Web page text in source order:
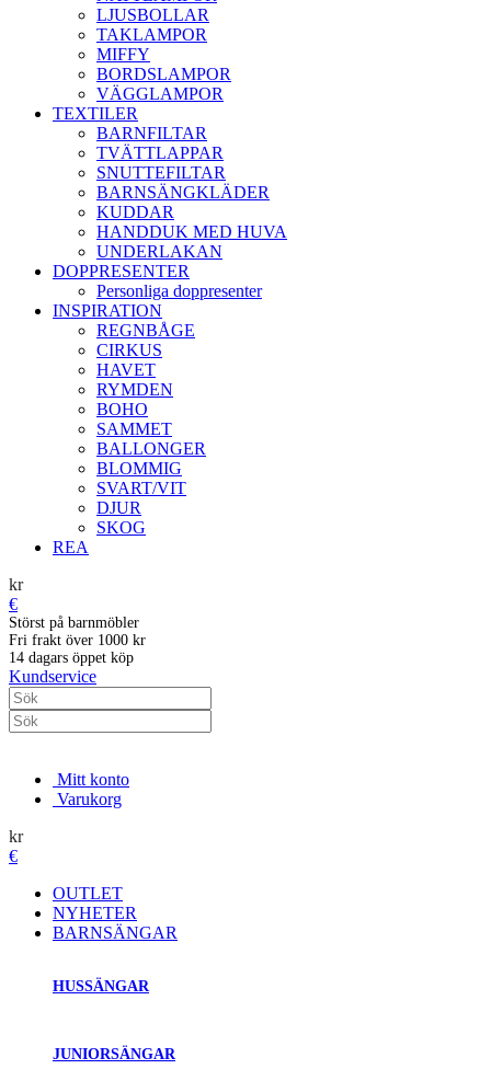
LJUSBOLLAR
TAKLAMPOR
MIFFY
BORDSLAMPOR
VÄGGLAMPOR
TEXTILER
BARNFILTAR
TVÄTTLAPPAR
SNUTTEFILTAR
BARNSÄNGKLÄDER
KUDDAR
HANDDUK MED HUVA
UNDERLAKAN
DOPPRESENTER
Personliga doppresenter
INSPIRATION
REGNBÅGE
CIRKUS
HAVET
RYMDEN
BOHO
SAMMET
BALLONGER
BLOMMIG
SVART/VIT
DJUR
SKOG
REA
kr
€
Störst på barnmöbler
Fri frakt över 1000 kr
14 dagars öppet köp
Kundservice
Mitt konto
Varukorg
kr
€
OUTLET
NYHETER
BARNSÄNGAR
HUSSÄNGAR
JUNIORSÄNGAR